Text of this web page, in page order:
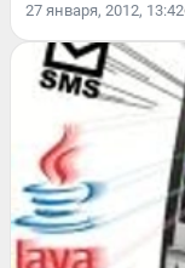
27 января, 2012, 13:42